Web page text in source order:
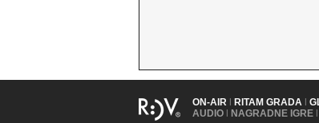
ON-AIR | RITAM GRADA |
AUDIO | NAGRADNE IGRE |